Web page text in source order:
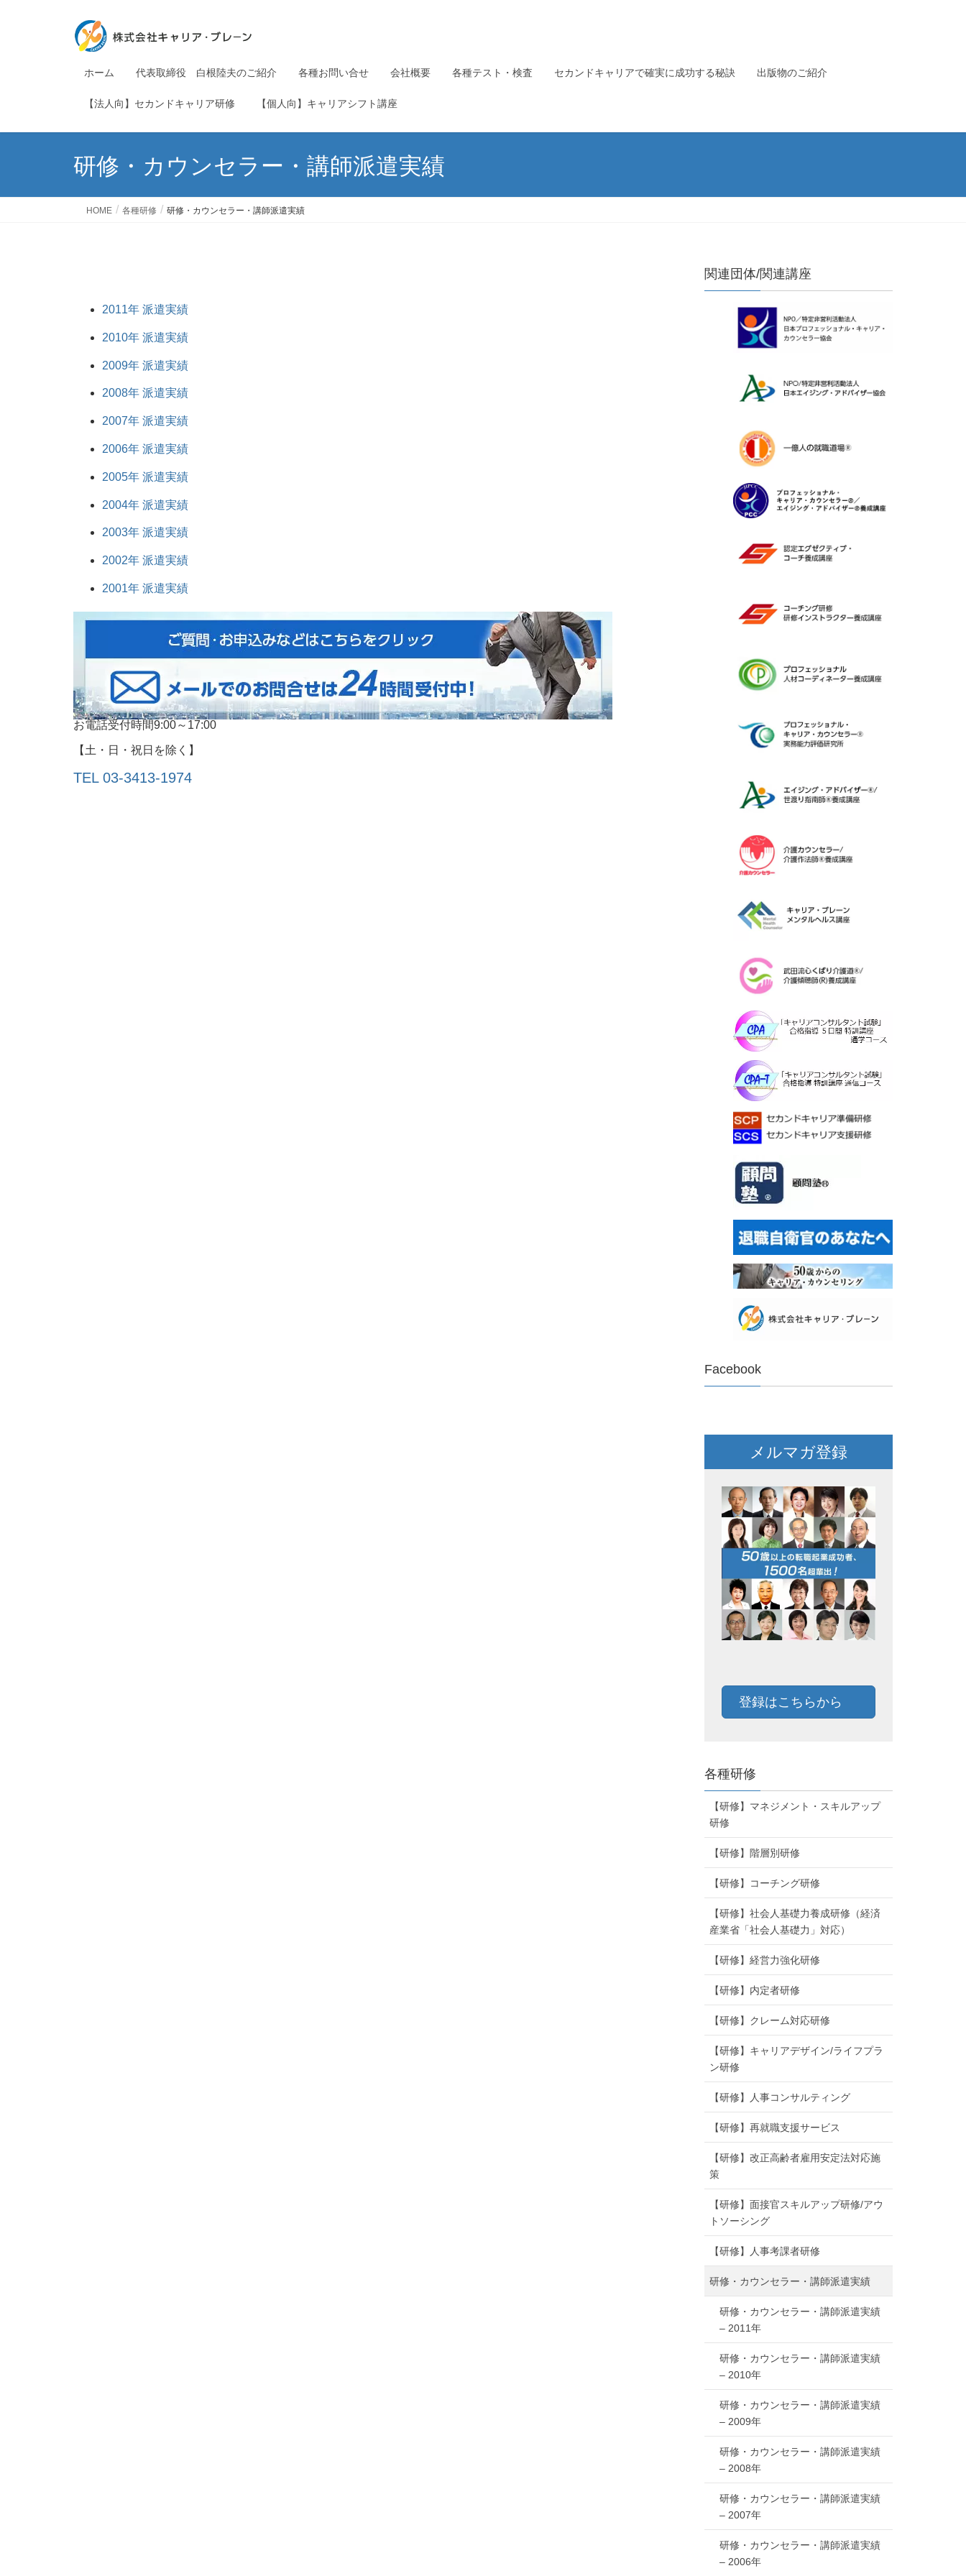
ホーム 代表取締役 白根陸夫のご紹介 各種お問い合せ 会社概要 各種テスト・検査 セカンドキャリアで確実に成功する秘訣 出版物のご紹介
【法人向】セカンドキャリア研修 【個人向】キャリアシフト講座
研修・カウンセラー・講師派遣実績
HOME 各種研修 研修・カウンセラー・講師派遣実績
2011年 派遣実績
2010年 派遣実績
2009年 派遣実績
2008年 派遣実績
2007年 派遣実績
2006年 派遣実績
2005年 派遣実績
2004年 派遣実績
2003年 派遣実績
2002年 派遣実績
2001年 派遣実績
お電話受付時間9:00～17:00
【土・日・祝日を除く】
TEL 03-3413‐1974
関連団体/関連講座
Facebook
メルマガ登録
登録はこちらから
各種研修
【研修】マネジメント・スキルアップ
研修
【研修】階層別研修
【研修】コーチング研修
【研修】社会人基礎力養成研修（経済
産業省「社会人基礎力」対応）
【研修】経営力強化研修
【研修】内定者研修
【研修】クレーム対応研修
【研修】キャリアデザイン/ライフプラ
ン研修
【研修】人事コンサルティング
【研修】再就職支援サービス
【研修】改正高齢者雇用安定法対応施
策
【研修】面接官スキルアップ研修/アウ
トソーシング
【研修】人事考課者研修
研修・カウンセラー・講師派遣実績
研修・カウンセラー・講師派遣実績
– 2011年
研修・カウンセラー・講師派遣実績
– 2010年
研修・カウンセラー・講師派遣実績
– 2009年
研修・カウンセラー・講師派遣実績
– 2008年
研修・カウンセラー・講師派遣実績
– 2007年
研修・カウンセラー・講師派遣実績
– 2006年